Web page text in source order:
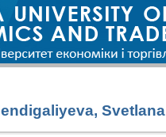
Svetlana